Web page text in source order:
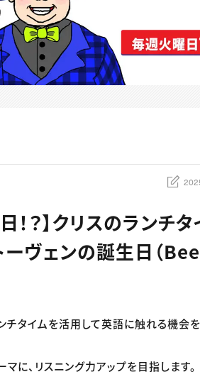
！？】クリスのランチ
ヴェンの誕生日（
チタイムを活用して英語に触れる機会
マに、リスニング力アップを目指します。